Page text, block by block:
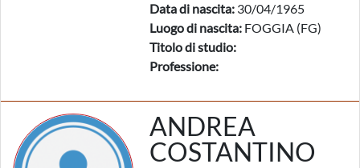
Data di nascita: 30/04/1965
Luogo di nascita: FOGGIA (FG)
Titolo di studio:
Professione:
ANDREA
COSTANTINO